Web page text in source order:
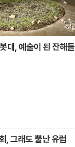
대, 예술이 된 잔해들
, 그래도 뿔난 유럽